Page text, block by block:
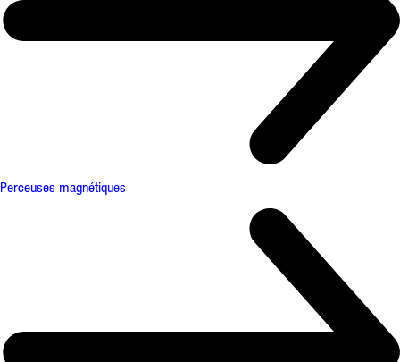
Perceuses magnétiques